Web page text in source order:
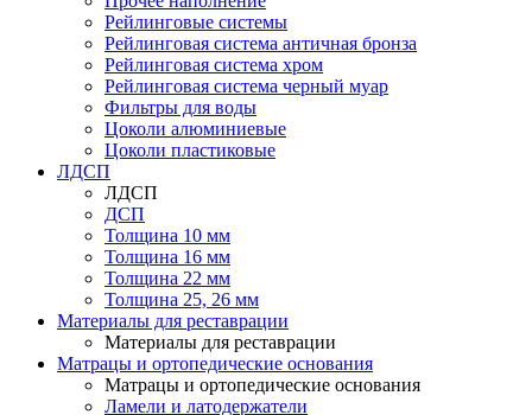
Рейлинговые системы
Рейлинговая система античная бронза
Рейлинговая система хром
Рейлинговая система черный муар
Фильтры для воды
Цоколи алюминиевые
Цоколи пластиковые
ЛДСП
ЛДСП
ДСП
Толщина 10 мм
Толщина 16 мм
Толщина 22 мм
Толщина 25, 26 мм
Материалы для реставрации
Материалы для реставрации
Матрацы и ортопедические основания
Матрацы и ортопедические основания
Ламели и латодержатели